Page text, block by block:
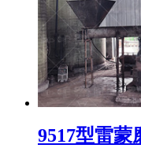
9517型雷蒙